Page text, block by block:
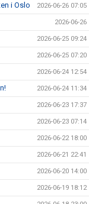
i Oslo 2026-06-26 07:05
2026-06-26
2026-06-25 09:24
2026-06-25 07:20
2026-06-24 12:54
2026-06-24 11:34
2026-06-23 17:37
2026-06-23 07:14
2026-06-22 18:00
2026-06-21 22:41
2026-06-20 14:00
2026-06-19 18:12